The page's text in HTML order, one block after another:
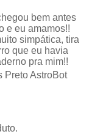
bem antes
e eu amamos!!
simpática, tira
que eu havia
pra mim!!
Preto AstroBot